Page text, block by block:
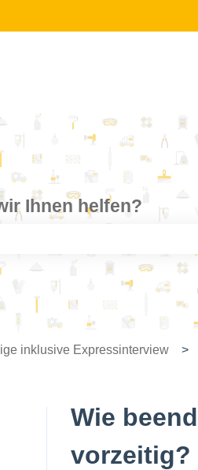
Ihnen helfen?
das Suchfeld leer ist.
inklusive Expressinterview
Wie
vorzeitig?